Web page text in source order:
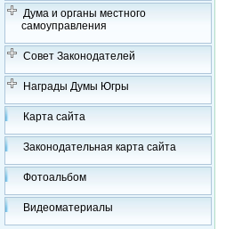
Дума и органы местного
самоуправления
Совет Законодателей
Награды Думы Югры
Карта сайта
Законодательная карта сайта
Фотоальбом
Видеоматериалы